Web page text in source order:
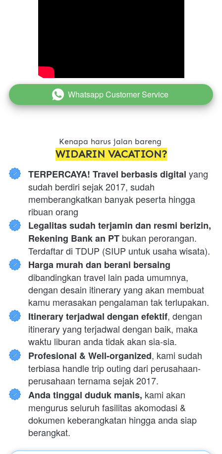
` Whatsapp Customer Service
Kenapa harus jalan bareng
WIDARIN VACATION?
TERPERCAYA! Travel berbasis digital yang
sudah berdiri sejak 2017, sudah
memberangkatkan banyak peserta hingga
ribuan orang
Legalitas sudah terjamin dan resmi berizin,
Rekening Bank an PT bukan perorangan.
Terdaftar di TDUP (SIUP untuk usaha wisata).
dibandingkan travel lain pada umumnya,
dengan desain itinerary yang akan membuat
kamu merasakan pengalaman tak terlupakan.
Itinerary terjadwal dengan efektif, dengan
itinerary yang terjadwal dengan baik, maka
waktu liburan anda tidak akan sia-sia.
Profesional & Well-organized, kami sudah
terbiasa handle trip outing dari perusahaan-
perusahaan ternama sejak 2017.
Anda tinggal duduk manis, kami akan
mengurus seluruh fasilitas akomodasi &
dokumen keberangkatan hingga anda siap
berangkat.